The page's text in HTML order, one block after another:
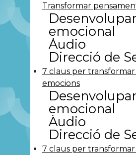
Transformar
emocional
Àudio
Direcció de
7 claus per
emocions
emocional
Àudio
Direcció de
7 claus per